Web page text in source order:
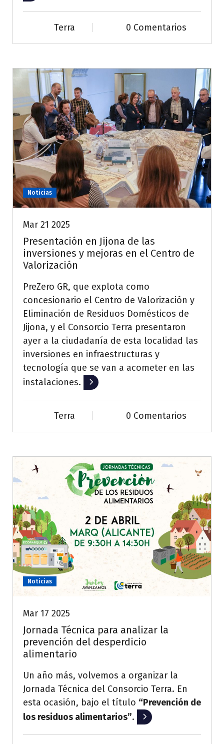
Terra 0 Comentarios
Noticias
Mar 21 2025
Presentación en Jijona de las
inversiones y mejoras en el Centro de
Valorización
PreZero GR, que explota como
concesionario el Centro de Valorización y
Eliminación de Residuos Domésticos de
Jijona, y el Consorcio Terra presentaron
ayer a la ciudadanía de esta localidad las
inversiones en infraestructuras y
tecnología que se van a acometer en las
instalaciones.
Leer más
Terra 0 Comentarios
Noticias
Mar 17 2025
Jornada Técnica para analizar la
prevención del desperdicio
alimentario
Un año más, volvemos a organizar la
Jornada Técnica del Consorcio Terra. En
esta ocasión, bajo el título “Prevención de
los residuos alimentarios”. Leer más